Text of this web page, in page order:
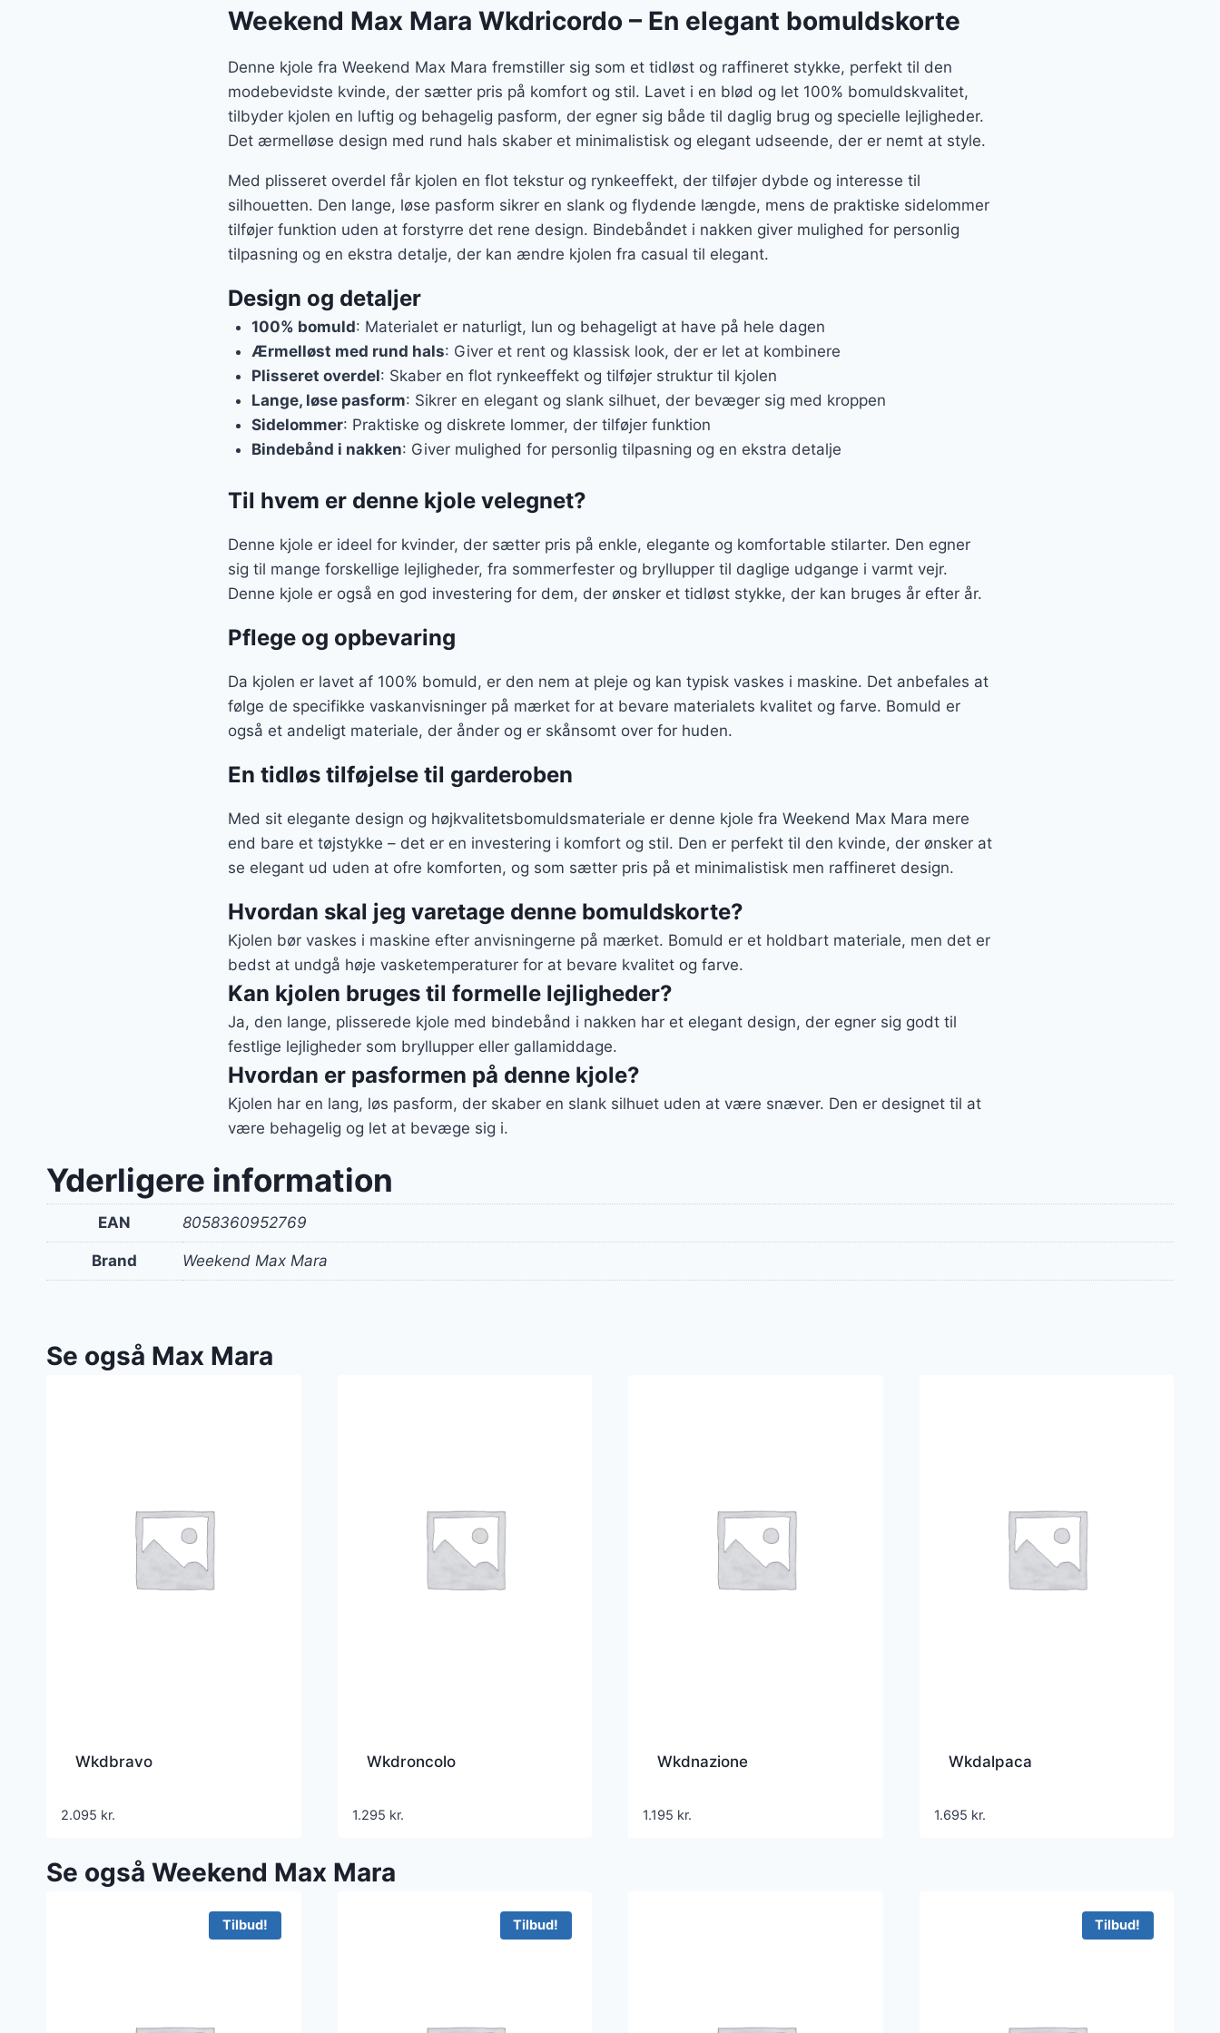
1.395 kr..977 kr..
Weekend Max Mara Wkdricordo – En elegant bomuldskorte
Denne kjole fra Weekend Max Mara fremstiller sig som et tidløst og raffineret stykke, perfekt til den
modebevidste kvinde, der sætter pris på komfort og stil. Lavet i en blød og let 100% bomuldskvalitet,
tilbyder kjolen en luftig og behagelig pasform, der egner sig både til daglig brug og specielle lejligheder.
Det ærmelløse design med rund hals skaber et minimalistisk og elegant udseende, der er nemt at style.
Med plisseret overdel får kjolen en flot tekstur og rynkeeffekt, der tilføjer dybde og interesse til
silhouetten. Den lange, løse pasform sikrer en slank og flydende længde, mens de praktiske sidelommer
tilføjer funktion uden at forstyrre det rene design. Bindebåndet i nakken giver mulighed for personlig
tilpasning og en ekstra detalje, der kan ændre kjolen fra casual til elegant.
Design og detaljer
100% bomuld: Materialet er naturligt, lun og behageligt at have på hele dagen
Ærmelløst med rund hals: Giver et rent og klassisk look, der er let at kombinere
Plisseret overdel: Skaber en flot rynkeeffekt og tilføjer struktur til kjolen
Lange, løse pasform: Sikrer en elegant og slank silhuet, der bevæger sig med kroppen
Sidelommer: Praktiske og diskrete lommer, der tilføjer funktion
Bindebånd i nakken: Giver mulighed for personlig tilpasning og en ekstra detalje
Til hvem er denne kjole velegnet?
Denne kjole er ideel for kvinder, der sætter pris på enkle, elegante og komfortable stilarter. Den egner
sig til mange forskellige lejligheder, fra sommerfester og bryllupper til daglige udgange i varmt vejr.
Denne kjole er også en god investering for dem, der ønsker et tidløst stykke, der kan bruges år efter år.
Pflege og opbevaring
Da kjolen er lavet af 100% bomuld, er den nem at pleje og kan typisk vaskes i maskine. Det anbefales at
følge de specifikke vaskanvisninger på mærket for at bevare materialets kvalitet og farve. Bomuld er
også et andeligt materiale, der ånder og er skånsomt over for huden.
En tidløs tilføjelse til garderoben
Med sit elegante design og højkvalitetsbomuldsmateriale er denne kjole fra Weekend Max Mara mere
end bare et tøjstykke – det er en investering i komfort og stil. Den er perfekt til den kvinde, der ønsker at
se elegant ud uden at ofre komforten, og som sætter pris på et minimalistisk men raffineret design.
Hvordan skal jeg varetage denne bomuldskorte?
Kjolen bør vaskes i maskine efter anvisningerne på mærket. Bomuld er et holdbart materiale, men det er
bedst at undgå høje vasketemperaturer for at bevare kvalitet og farve.
Kan kjolen bruges til formelle lejligheder?
Ja, den lange, plisserede kjole med bindebånd i nakken har et elegant design, der egner sig godt til
festlige lejligheder som bryllupper eller gallamiddage.
Hvordan er pasformen på denne kjole?
Kjolen har en lang, løs pasform, der skaber en slank silhuet uden at være snæver. Den er designet til at
være behagelig og let at bevæge sig i.
Yderligere information
EAN 8058360952769
Brand Weekend Max Mara
Se også Max Mara
Wkdbravo
2.095 kr.
Wkdroncolo
1.295 kr.
Wkdnazione
1.195 kr.
Wkdalpaca
1.695 kr.
Se også Weekend Max Mara
Tilbud! Tilbud! Tilbud!